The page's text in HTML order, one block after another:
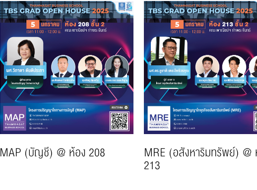
MAP (บัญชี) @ ห้อง 208 MRE (อสังหาริมทรัพย์) @
213